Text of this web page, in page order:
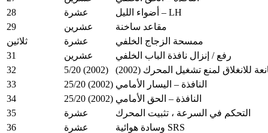
28
عشرة
أضواء الليل – LH
29
عشرين
مقاعد ساخنة
ثلاثين
عشرة
ممسحة الزجاج الخلفي
31
عشرين
رفع / إنزال نافذة الباب الخلفي
32
5/20 (2002) للانغلاق لمنع تشغيل المحرك (2002)
33
25/20 (2002) النافذة – اليسار الأمامي
34
25/20 (2002) النافذة – الحق الأمامي
35
عشرة
التحكم في السرعة ، تثبيت المحرك
36
عشرة وسادة هوائية SRS